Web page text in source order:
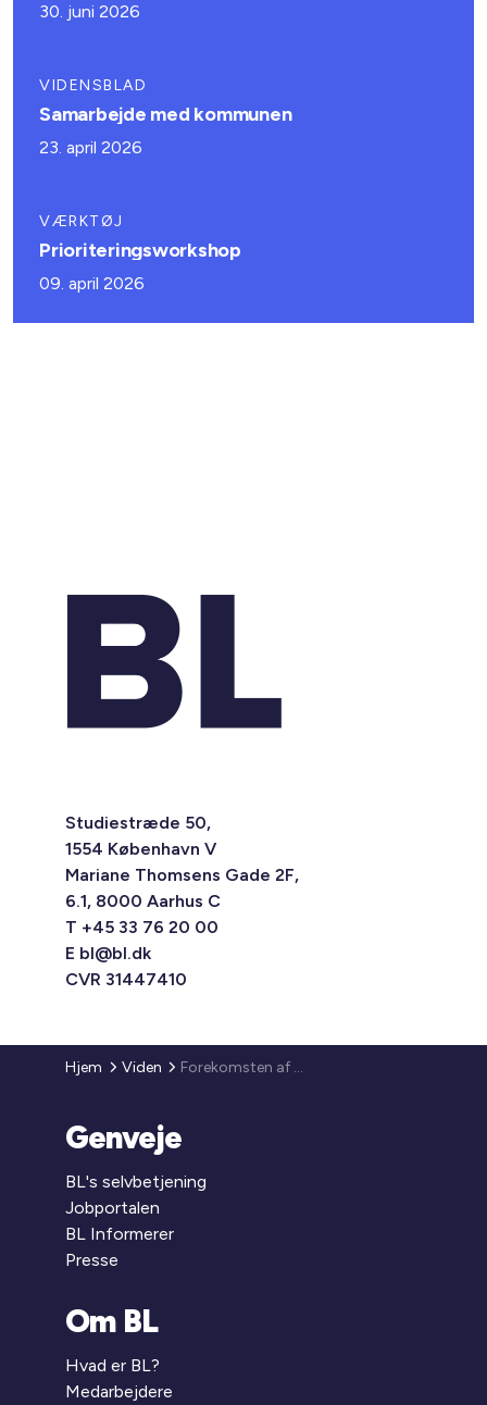
30. juni 2026
VIDENSBLAD
Samarbejde med kommunen
23. april 2026
VÆRKTØJ
Prioriteringsworkshop
09. april 2026
Studiestræde 50,
1554 København V
Mariane Thomsens Gade 2F,
6.1, 8000 Aarhus C
T +45 33 76 20 00
E bl@bl.dk
CVR 31447410
Hjem Viden Forekomsten af beboere med KOL (Kronisk Obstruktiv Lungesygdom)
Genveje
BL's selvbetjening
Jobportalen
BL Informerer
Presse
Om BL
Hvad er BL?
Medarbejdere